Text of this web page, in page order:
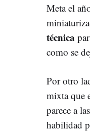
Meta el
técnica
como se
Por otro
mixta que
parece a
habilidad